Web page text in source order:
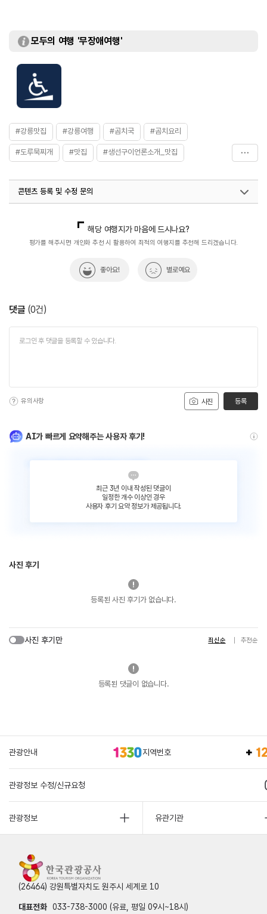
모두의 여행 '무장애여행'
#강릉맛집 #강릉여행 #곰치국 #곰치요리
#도루묵찌개 #맛집 #생선구이언론소개_맛집
#주문진
콘텐츠 등록 및 수정 문의
열린관광콘텐츠팀(열린관광-모두의여행)
033-738-3425
해당 여행지가 마음에 드시나요?
평가를 해주시면 개인화 추천 시 활용하여 최적의 여행지를 추천해 드리겠습니다.
좋아요! 별로예요
댓글 (0건)
사진
유의사항 등록
AI가 빠르게 요약해주는 사용자 후기!
최근 3년 이내 작성된 댓글이
일정한 개수 이상인 경우
사용자 후기 요약 정보가 제공됩니다.
사진 후기
등록된 사진 후기가 없습니다.
사진 후기만 최신순 추천순
등록된 댓글이 없습니다.
관광안내 지역번호
관광정보 수정/신규요청
관광정보 유관기관
(26464) 강원특별자치도 원주시 세계로 10
대표전화 033-738-3000 (유료, 평일 09시~18시)